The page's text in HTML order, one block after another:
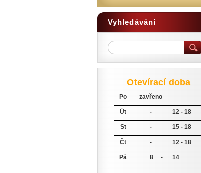
Vyhledávání
Otevírací doba
Po zavřeno
Út - 12 - 18
St - 15 - 18
Čt - 12 - 18
Pá 8 - 14